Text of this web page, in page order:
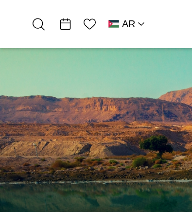
AR
قائمة الأمنيات
Ambassadors
خمّارة بيرة بوتيك…